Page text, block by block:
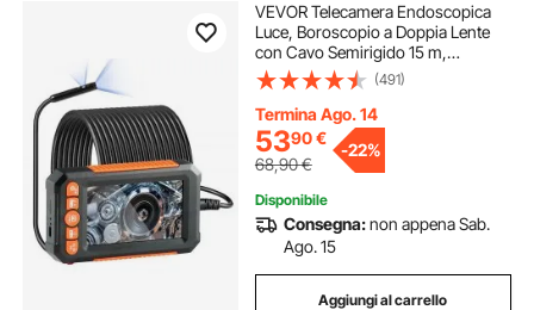
VEVOR Telecamera Endoscopica
Luce, Boroscopio a Doppia Lente
con Cavo Semirigido 15 m,
Schermo 109 mm 1080P Luci LED
Zoom 4X, Telecamera a Serpente
Impermeabile IP67, Idraulica
Telecamera Ispezione
(491)
Termina Ago. 14
5390€
68,90€
-22%
Disponibile
Consegna:non appena Sab.
Ago. 15
Aggiungi al carrello